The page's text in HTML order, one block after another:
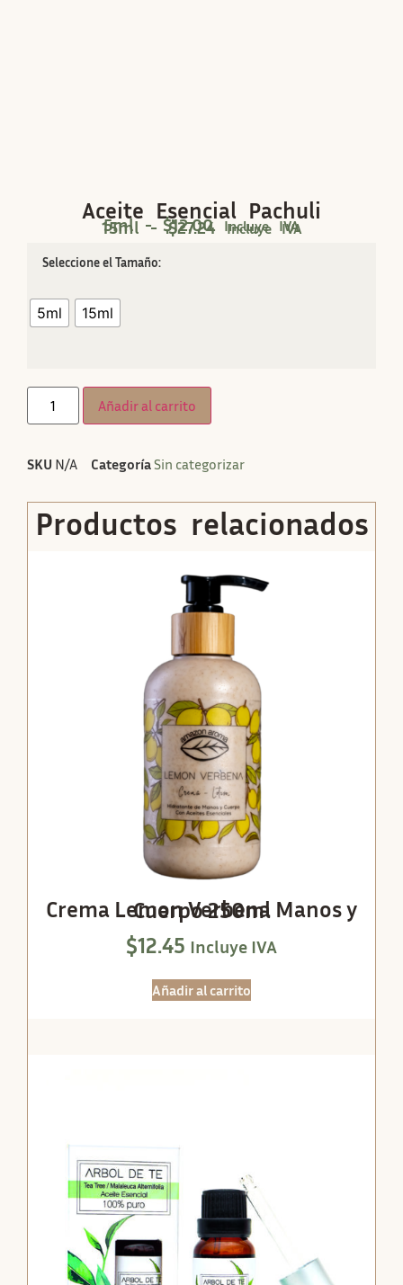
Aceite Esencial Pachuli
5ml -$12.00 Incluye IVA
15ml -$27.24 Incluye IVA
Tamaño
5ml 15ml
Añadir al carrito
SKU N/A CategoríaSin categorizar
Productos relacionados
Crema Lemon Verbena Manos y Cuerpo 250ml
$12.45 Incluye IVA
Añadir al carrito